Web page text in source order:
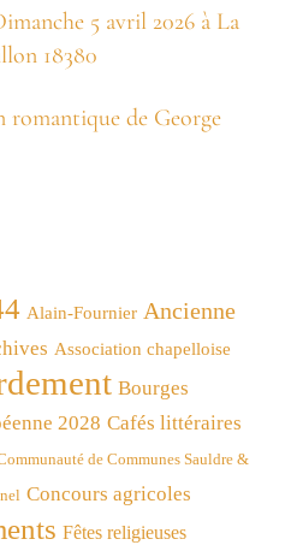
5 avril 2026 à La
18380
romantique de George
Alain-Fournier Ancienne
Association chapelloise
Bourges
2028 Cafés littéraires
de Communes Sauldre &
Concours agricoles
Fêtes religieuses